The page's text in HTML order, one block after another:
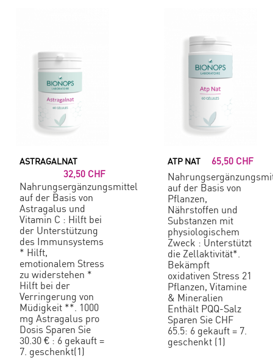
ASTRAGALNAT
32,50 CHF
Nahrungsergänzungsmittel
auf der Basis von
Astragalus und
Vitamin C : Hilft bei
der Unterstützung
des Immunsystems
* Hilft,
emotionalem Stress
zu widerstehen *
Hilft bei der
Verringerung von
Müdigkeit **. 1000
mg Astragalus pro
Dosis Sparen Sie
30.30 € : 6 gekauft =
7. geschenkt(1)
ATP NAT
65,50 CHF
auf der Basis von
Pflanzen,
Nährstoffen und
Substanzen mit
physiologischem
Zweck : Unterstützt
die Zellaktivität*.
Bekämpft
oxidativen Stress 21
Pflanzen, Vitamine
& Mineralien
Enthält PQQ-Salz
Sparen Sie CHF
65.5: 6 gekauft = 7.
geschenkt (1)